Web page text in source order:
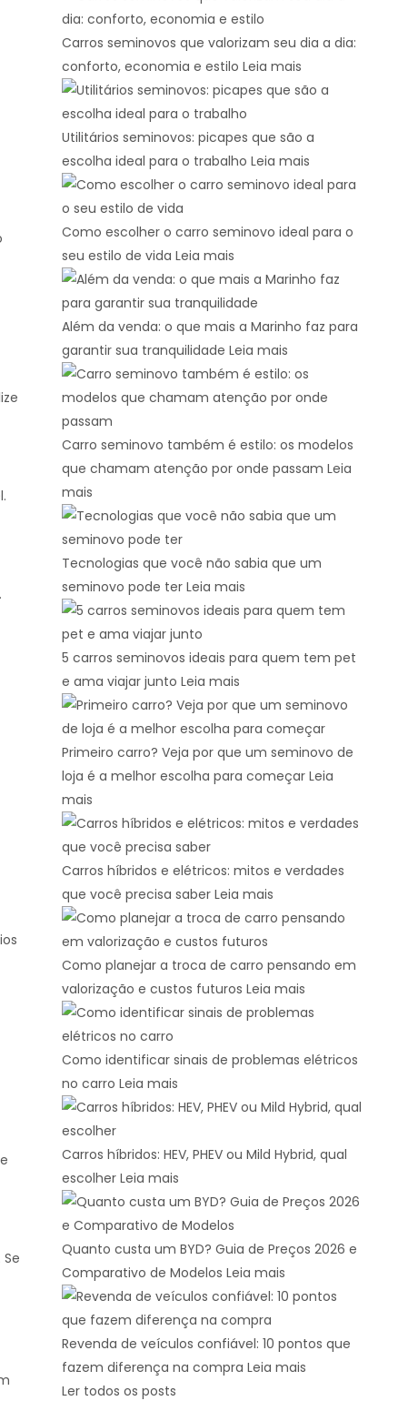
Carros seminovos que valorizam seu dia a dia:
conforto, economia e estilo Leia mais
Utilitários seminovos: picapes que são a
escolha ideal para o trabalho Leia mais
Como escolher o carro seminovo ideal para o
seu estilo de vida Leia mais
Além da venda: o que mais a Marinho faz para
garantir sua tranquilidade Leia mais
Carro seminovo também é estilo: os modelos
que chamam atenção por onde passam Leia
mais
Tecnologias que você não sabia que um
seminovo pode ter Leia mais
5 carros seminovos ideais para quem tem pet
e ama viajar junto Leia mais
Primeiro carro? Veja por que um seminovo de
loja é a melhor escolha para começar Leia
mais
Carros híbridos e elétricos: mitos e verdades
que você precisa saber Leia mais
Como planejar a troca de carro pensando em
valorização e custos futuros Leia mais
Como identificar sinais de problemas elétricos
no carro Leia mais
Carros híbridos: HEV, PHEV ou Mild Hybrid, qual
escolher Leia mais
Quanto custa um BYD? Guia de Preços 2026 e
Comparativo de Modelos Leia mais
Revenda de veículos confiável: 10 pontos que
fazem diferença na compra Leia mais
Ler todos os posts